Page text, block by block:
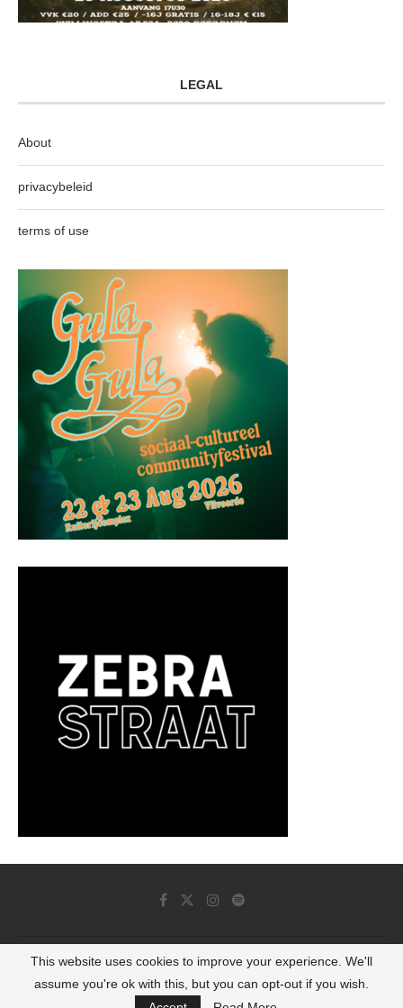
LEGAL
About
privacybeleid
terms of use
© 2022 - Luminous Dash All Rights Reserved
BACK TO TOP
This website uses cookies to improve your experience. We'll
assume you're ok with this, but you can opt-out if you wish.